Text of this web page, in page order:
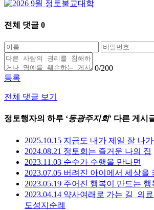
전체 댓글 0
0/200
등록
전체 댓글 보기
정토행자의 하루 ‘동광주지회’ 다른 게시
2025.10.15 지금도 내가 제일 잘 나가
2024.08.21 정토회는 즐거운 나의 집
2023.11.03 순수가 수행을 만나면
2023.07.05 버려진 아이에서 세상을
2023.05.19 주어진 행복이 만드는 행
2023.04.14 약사여래로 가는 길_의
도성지순례